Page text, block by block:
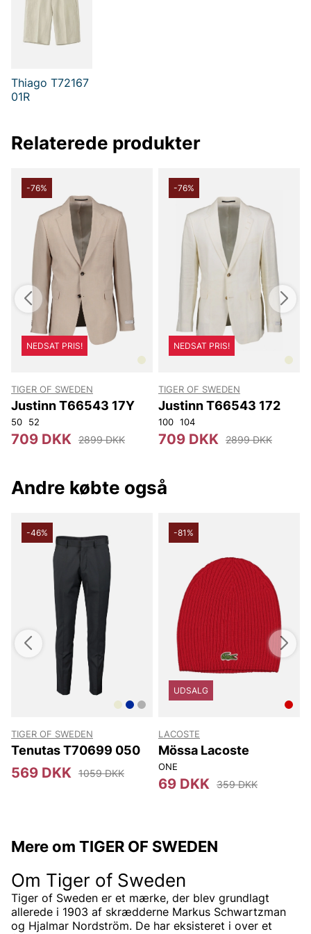
Thiago T72167
01R
Relaterede produkter
-76%
NEDSAT PRIS!
TIGER OF SWEDEN
Justinn T66543 17Y
50 52
709 DKK 2899 DKK
-76%
NEDSAT PRIS!
TIGER OF SWEDEN
Justinn T66543 172
100 104
709 DKK 2899 DKK
Andre købte også
-46%
TIGER OF SWEDEN
Tenutas T70699 050
569 DKK 1059 DKK
-81%
UDSALG
LACOSTE
Mössa Lacoste
ONE
69 DKK 359 DKK
Mere om TIGER OF SWEDEN
Om Tiger of Sweden
Tiger of Sweden er et mærke, der blev grundlagt
allerede i 1903 af skrædderne Markus Schwartzman
og Hjalmar Nordström. De har eksisteret i over et